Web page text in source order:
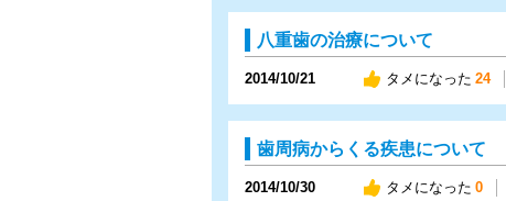
八重歯の治療について
2014/10/21 タメになった 24
歯周病からくる疾患について
2014/10/30 タメになった 0